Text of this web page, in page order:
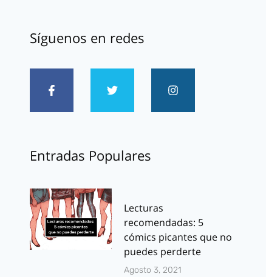
Síguenos en redes
Entradas Populares
Lecturas
recomendadas: 5
cómics picantes que no
puedes perderte
Agosto 3, 2021